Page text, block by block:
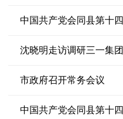
中国共产党会同县第十
沈晓明走访调研三一集
市政府召开常务会议
中国共产党会同县第十